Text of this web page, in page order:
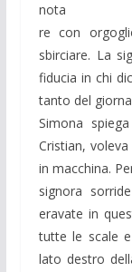
nota
re con
sbirciare. La
fiducia in chi
tanto del
Simona
Cristian,
in macchina.
signora
eravate in
tutte le scale e
lato destro